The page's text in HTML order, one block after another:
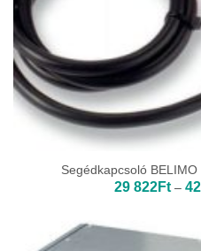
Segédkapcsoló
29 822Ft –